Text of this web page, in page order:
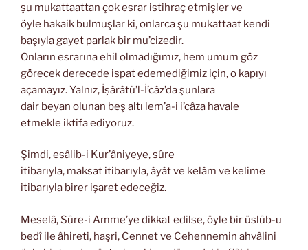
şu mukattaattan çok esrar istihraç etmişler ve
öyle hakaik bulmuşlar ki, onlarca şu mukattaat kendi
başıyla gayet parlak bir mu’cizedir.
Onların esrarına ehil olmadığımız, hem umum göz
görecek derecede ispat edemediğimiz için, o kapıyı
açamayız. Yalnız, İşârâtü’l-İ’câz’da şunlara
dair beyan olunan beş altı lem’a-i i’câza havale
etmekle iktifa ediyoruz.
Şimdi, esâlib-i Kur’âniyeye, sûre
itibarıyla, maksat itibarıyla, âyât ve kelâm ve kelime
itibarıyla birer işaret edeceğiz.
Meselâ, Sûre-i Amme’ye dikkat edilse, öyle bir üslûb-u
bedî ile âhireti, haşri, Cennet ve Cehennemin ahvâlini